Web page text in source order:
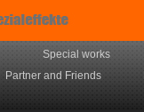
Special works
Partner and Friends